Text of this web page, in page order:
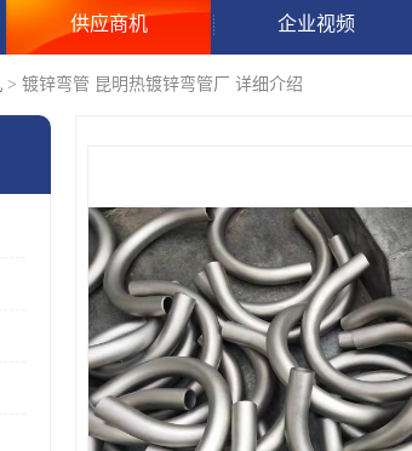
供应商机 企业视频
> 镀锌弯管 昆明热镀锌弯管厂 详细介绍